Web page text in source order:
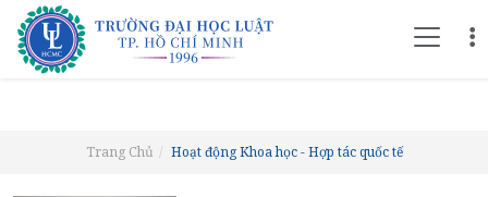
Trang Chủ Hoạt động Khoa học - Hợp tác quốc tế